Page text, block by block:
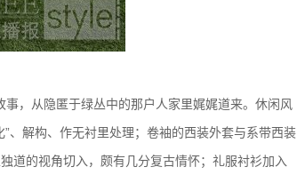
，从隐匿于绿丛中的那户人家里娓娓道来。休闲风
、解构、作无衬里处理；卷袖的西装外套与系带西装
道的视角切入，颇有几分复古情怀；礼服衬衫加入